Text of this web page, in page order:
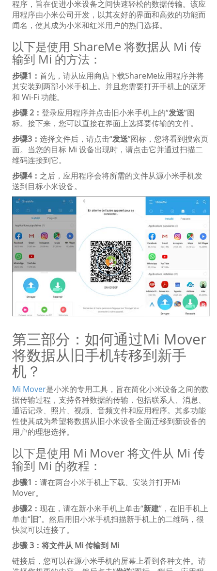
程序，旨在促进小米设备之间快速轻松的数据传输。该应
用程序由小米公司开发，以其友好的界面和高效的功能而
闻名，使其成为小米和红米用户的热门选择。
以下是使用 ShareMe 将数据从 Mi 传
输到 Mi 的方法：
步骤1： 首先，请从应用商店下载ShareMe应用程序并将
其安装到两部小米手机上。并且您需要打开手机上的蓝牙
和 Wi-Fi 功能。
步骤 2： 登录应用程序并点击旧小米手机上的“发送”图
标。接下来，您可以直接在界面上选择要传输的文件。
步骤3： 选择文件后，请点击“发送”图标，您将看到搜索页
面。当您的目标 Mi 设备出现时，请点击它并通过扫描二
维码连接到它。
步骤4： 之后，应用程序会将所需的文件从源小米手机发
送到目标小米设备。
第三部分：如何通过Mi Mover
将数据从旧手机转移到新手
机？
Mi Mover是小米的专用工具，旨在简化小米设备之间的数
据传输过程，支持各种数据的传输，包括联系人、消息、
通话记录、照片、视频、音频文件和应用程序。其多功能
性使其成为希望将数据从旧小米设备全面迁移到新设备的
用户的理想选择。
以下是使用 Mi Mover 将文件从 Mi 传
输到 Mi 的教程：
步骤1： 请在两台小米手机上下载、安装并打开Mi
Mover。
步骤2： 现在，请在新小米手机上单击“新建”，在旧手机上
单击“旧”。然后用旧小米手机扫描新手机上的二维码，很
快就可以连接了。
步骤 3：将文件从 Mi 传输到 Mi
链接后，您可以在源小米手机的屏幕上看到各种文件。请